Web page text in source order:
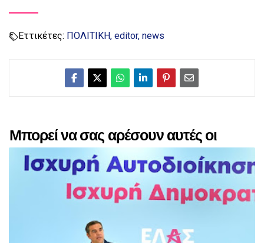
Εττικέτες: ΠΟΛΙΤΙΚΗ editor news
Μπορεί να σας αρέσουν αυτές οι
αναρτήσεις